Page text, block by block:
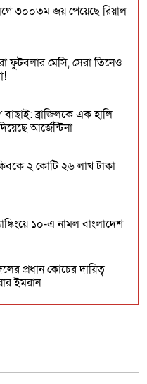
৩০০তম জয় পেয়েছে রিয়াল
ফুটবলার মেসি, সেরা তিনেও
বাছাই: ব্রাজিলকে এক হালি
আর্জেন্টিনা
২ কোটি ২৬ লাখ টাকা
১০-এ নামল বাংলাদেশ
প্রধান কোচের দায়িত্ব
ইমরান
কিনতে কত টাকা খরচ